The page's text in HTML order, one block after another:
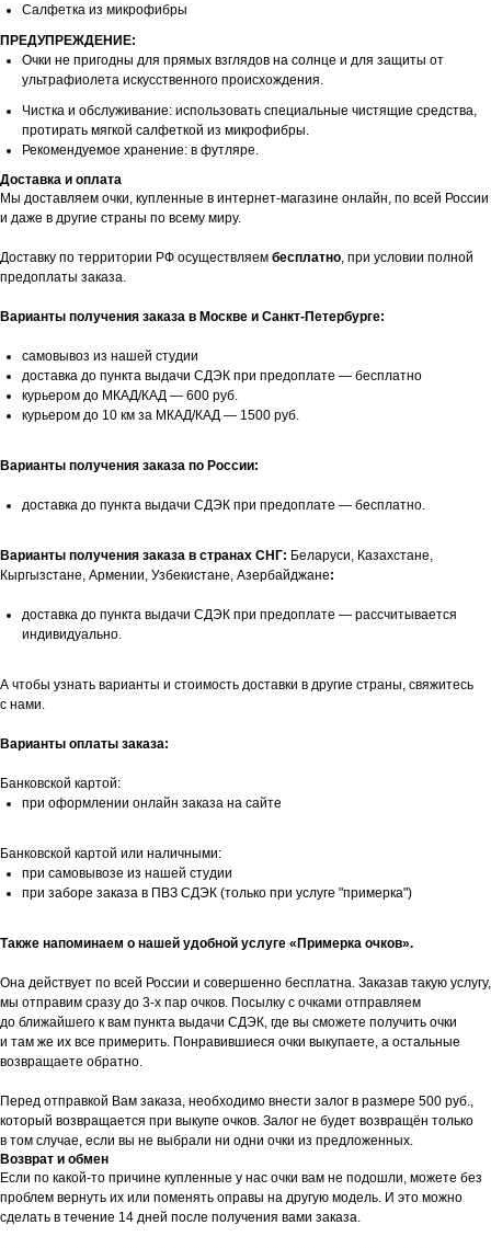
Салфетка из микрофибры
ПРЕДУПРЕЖДЕНИЕ:
Очки не пригодны для прямых взглядов на солнце и для защиты от
ультрафиолета искусственного происхождения.
Чистка и обслуживание: использовать специальные чистящие средства,
протирать мягкой салфеткой из микрофибры.
Рекомендуемое хранение: в футляре.
Доставка и оплата
Мы доставляем очки, купленные в интернет-магазине онлайн, по всей России
и даже в другие страны по всему миру.
Доставку по территории РФ осуществляем бесплатно, при условии полной
предоплаты заказа.
Варианты получения заказа в Москве и Санкт-Петербурге:
самовывоз из нашей студии
доставка до пункта выдачи СДЭК при предоплате — бесплатно
курьером до МКАД/КАД — 600 руб.
курьером до 10 км за МКАД/КАД — 1500 руб.
Варианты получения заказа по России:
доставка до пункта выдачи СДЭК при предоплате — бесплатно.
Варианты получения заказа в странах СНГ: Беларуси, Казахстане,
Кыргызстане, Армении, Узбекистане, Азербайджане:
доставка до пункта выдачи СДЭК при предоплате — рассчитывается
индивидуально.
А чтобы узнать варианты и стоимость доставки в другие страны, свяжитесь
с нами.
Варианты оплаты заказа:
Банковской картой:
при оформлении онлайн заказа на сайте
Банковской картой или наличными:
при самовывозе из нашей студии
при заборе заказа в ПВЗ СДЭК (только при услуге "примерка")
Также напоминаем о нашей удобной услуге «Примерка очков».
Она действует по всей России и совершенно бесплатна. Заказав такую услугу,
мы отправим сразу до 3-х пар очков. Посылку с очками отправляем
до ближайшего к вам пункта выдачи СДЭК, где вы сможете получить очки
и там же их все примерить. Понравившиеся очки выкупаете, а остальные
возвращаете обратно.
Перед отправкой Вам заказа, необходимо внести залог в размере 500 руб.,
который возвращается при выкупе очков. Залог не будет возвращён только
в том случае, если вы не выбрали ни одни очки из предложенных.
Возврат и обмен
Если по какой-то причине купленные у нас очки вам не подошли, можете без
проблем вернуть их или поменять оправы на другую модель. И это можно
сделать в течение 14 дней после получения вами заказа.